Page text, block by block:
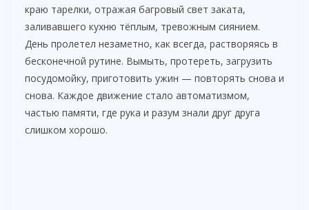
краю тарелки, отражая багровый свет заката,
заливавшего кухню тёплым, тревожным сиянием.
День пролетел незаметно, как всегда, растворяясь в
бесконечной рутине. Вымыть, протереть, загрузить
посудомойку, приготовить ужин — повторять снова и
снова. Каждое движение стало автоматизмом,
частью памяти, где рука и разум знали друг друга
слишком хорошо.